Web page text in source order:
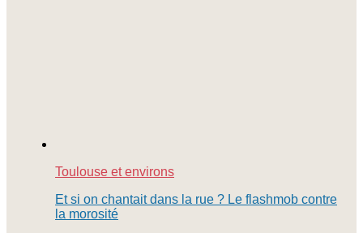
Toulouse et environs
Et si on chantait dans la rue ? Le flashmob contre
la morosité